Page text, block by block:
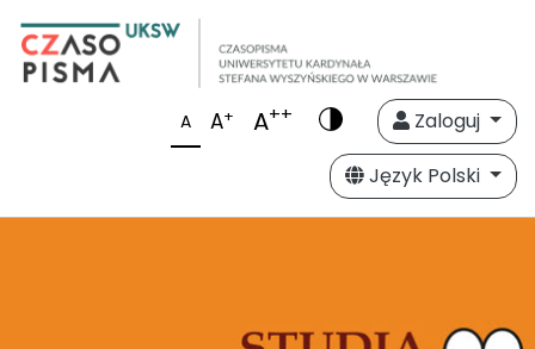
A A+ A++
Zaloguj
Język Polski